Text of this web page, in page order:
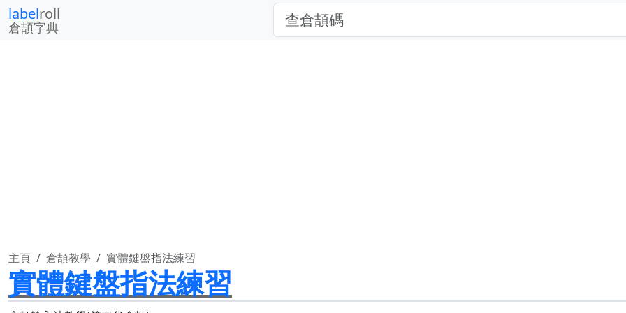
labelroll
倉頡字典
主頁 倉頡教學 實體鍵盤指法練習
實體鍵盤指法練習